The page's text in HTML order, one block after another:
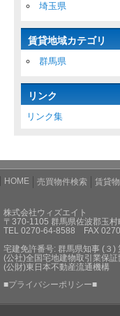
埼玉県
賃貸地域カテゴリ
群馬県
リンク
リンク集
HOME 売買物件検索 賃貸
株式会社ウィズエイト
〒370-1105 群馬県佐波郡玉村
TEL 0270-64-8588 FAX
宅建免許番号: 群馬県知事 (３)
(公社)全国宅地建物取引業保証
(公財)東日本不動産流通機構
■プライバシーポリシー■